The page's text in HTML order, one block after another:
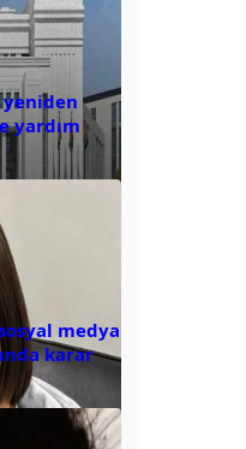
yeniden
yardım
sosyal medya
karar